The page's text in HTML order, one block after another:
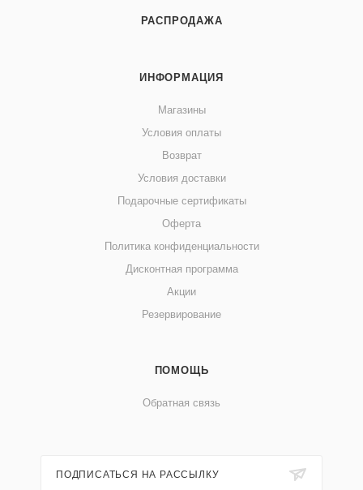
РАСПРОДАЖА
ИНФОРМАЦИЯ
Магазины
Условия оплаты
Возврат
Условия доставки
Подарочные сертификаты
Оферта
Политика конфиденциальности
Дисконтная программа
Акции
Резервирование
ПОМОЩЬ
Обратная связь
ПОДПИСАТЬСЯ НА РАССЫЛКУ